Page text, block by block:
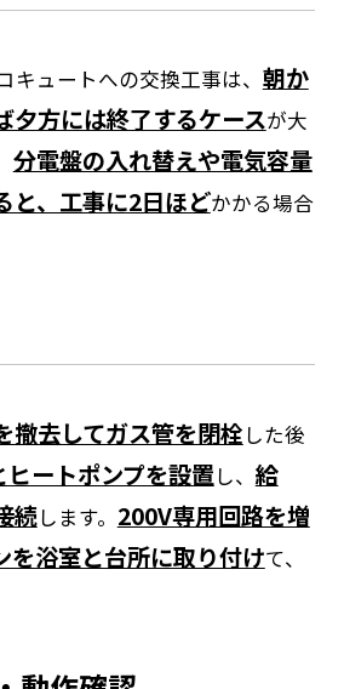
キュートへの交換工事は、 朝か
夕方には終了するケースが大
分電盤の入れ替えや電気容量
と、工事に2日ほどかかる場合
撤去してガス管を閉栓 した後
ートポンプを設置し、 給
続します。 200V専用回路を増
を浴室と台所に取り付けて、